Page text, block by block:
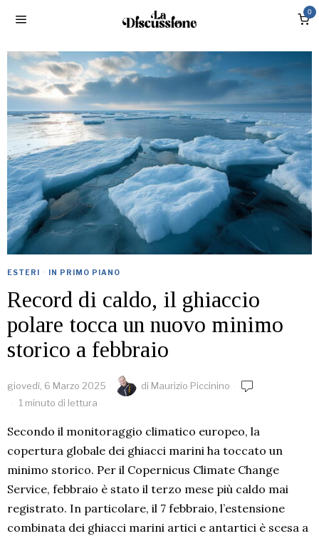
0
ESTERI · IN PRIMO PIANO
Record di caldo, il ghiaccio
polare tocca un nuovo minimo
storico a febbraio
giovedì, 6 Marzo 2025 di Maurizio Piccinino
1 minuto di lettura
Secondo il monitoraggio climatico europeo, la
copertura globale dei ghiacci marini ha toccato un
minimo storico. Per il Copernicus Climate Change
Service, febbraio è stato il terzo mese più caldo mai
registrato. In particolare, il 7 febbraio, l’estensione
combinata dei ghiacci marini artici e antartici è scesa a